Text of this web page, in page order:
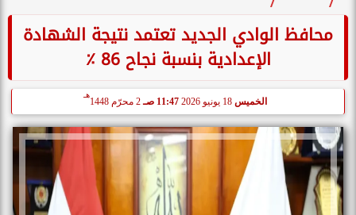
محافظ الوادي الجديد تعتمد نتيجة الشهادة
الإعدادية بنسبة نجاح 86 ٪
الخميس 18 يونيو 2026 11:47 صـ 2 محرّم 1448
هـ